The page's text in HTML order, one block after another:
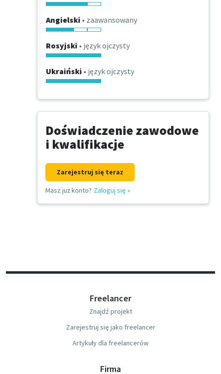
Angielski • zaawansowany
Rosyjski • język ojczysty
Ukraiński • język ojczysty
Doświadczenie zawodowe
i kwalifikacje
Zarejestruj się teraz
Masz już konto? Zaloguj się »
Freelancer
Znajdź projekt
Zarejestruj się jako freelancer
Artykuły dla freelancerów
Firma